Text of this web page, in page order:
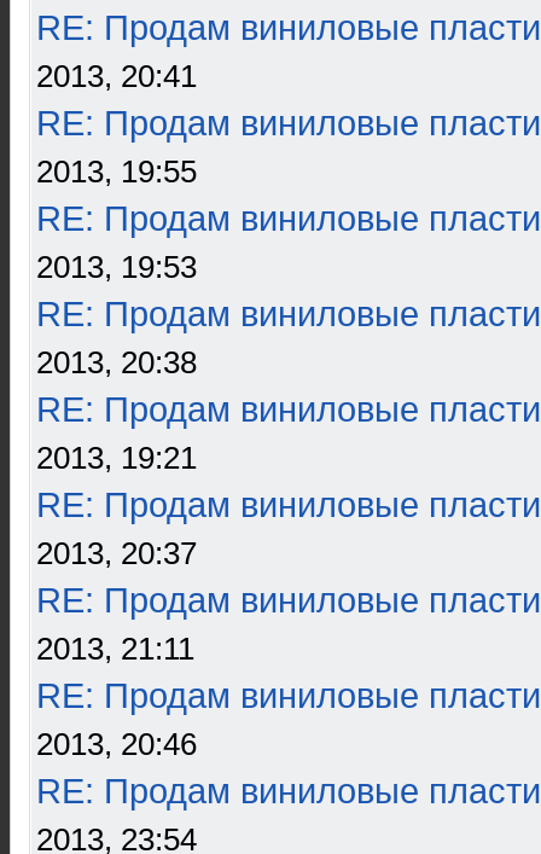
RE: Продам виниловые
2013, 20:41
RE: Продам виниловые
2013, 19:55
RE: Продам виниловые
2013, 19:53
RE: Продам виниловые
2013, 20:38
RE: Продам виниловые
2013, 19:21
RE: Продам виниловые
2013, 20:37
RE: Продам виниловые
2013, 21:11
RE: Продам виниловые
2013, 20:46
RE: Продам виниловые
2013, 23:54